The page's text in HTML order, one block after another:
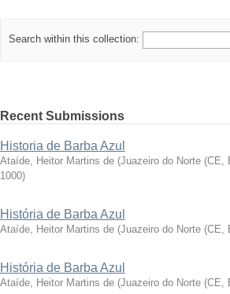
Search within this collection:
Recent Submissions
Historia de Barba Azul
Ataíde, Heitor Martins de (Juazeiro do Norte (CE,
1000)
História de Barba Azul
Ataíde, Heitor Martins de (Juazeiro do Norte (CE,
História de Barba Azul
Ataíde, Heitor Martins de (Juazeiro do Norte (CE,